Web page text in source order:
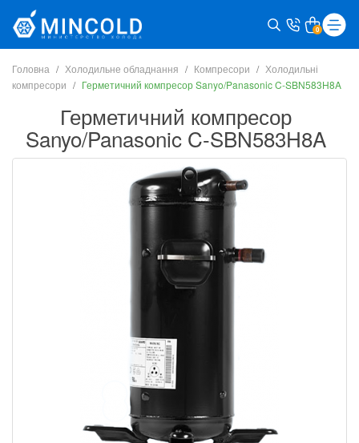
0
Головна Холодильне обладнання Компресори
Холодильні
компресори
Герметичний компресор Sanyo/Panasonic C-SBN583H8A
Герметичний компресор
Sanyo/Panasonic C-SBN583H8A